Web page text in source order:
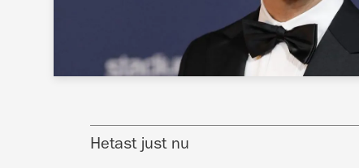
Hetast just nu